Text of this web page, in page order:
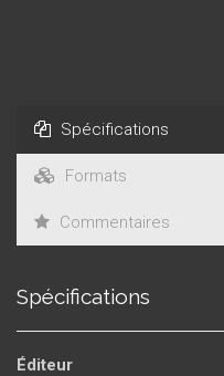
Spécifications
Formats
Commentaires
Spécifications
Éditeur